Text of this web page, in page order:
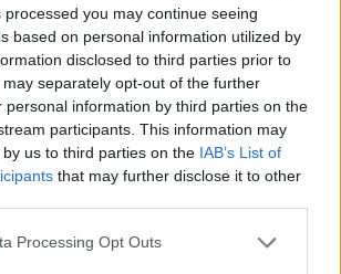
you may continue seeing
based on personal information utilized by
disclosed to third parties prior to
separately opt-out of the further
personal information by third parties on the
participants. This information may
us to third parties on the IAB’s List of
that may further disclose it to other
Processing Opt Outs